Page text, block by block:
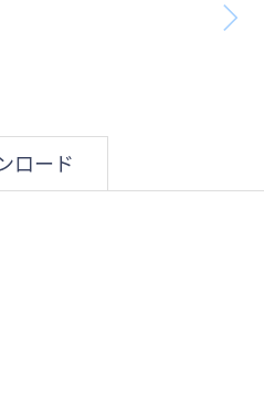
ロード